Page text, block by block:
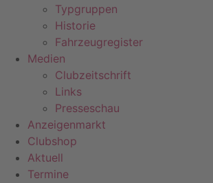
Typgruppen
Historie
Fahrzeugregister
Medien
Clubzeitschrift
Links
Presseschau
Anzeigenmarkt
Clubshop
Aktuell
Termine